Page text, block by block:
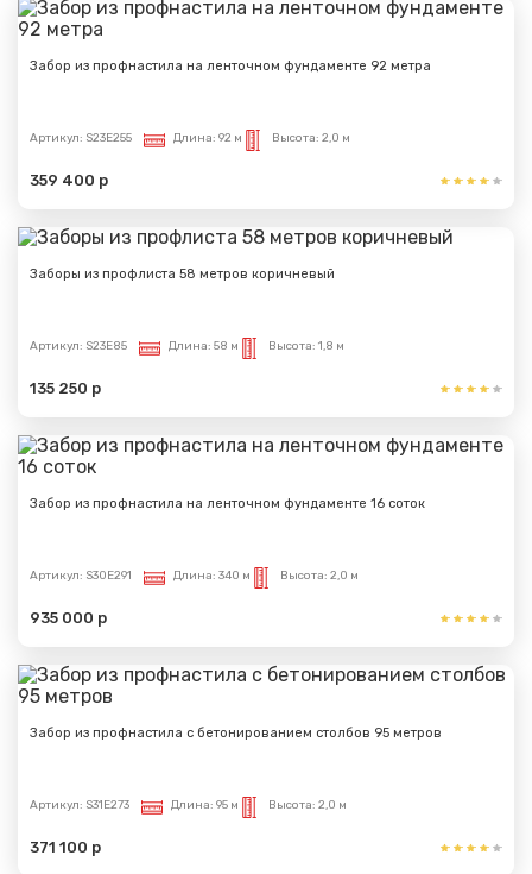
Забор из профнастила на ленточном фундаменте 92 метра
Артикул: S23E255 Длина: 92 м Высота: 2,0 м
359 400 р
Заборы из профлиста 58 метров коричневый
Артикул: S23E85 Длина: 58 м Высота: 1,8 м
135 250 р
Забор из профнастила на ленточном фундаменте 16 соток
Артикул: S30E291 Длина: 340 м Высота: 2,0 м
935 000 р
Забор из профнастила с бетонированием столбов 95 метров
Артикул: S31E273 Длина: 95 м Высота: 2,0 м
371 100 р